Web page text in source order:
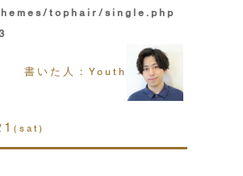
tophair/single.php
書いた人：Youth
(sat)